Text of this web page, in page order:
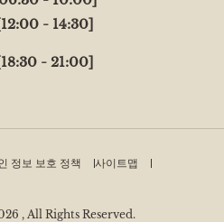
- 14:30]
- 21:00]
정보 보호 정책 사이트맵
, All Rights Reserved.